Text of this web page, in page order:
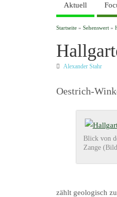
Aktuell
Startseite » Sehenswert »
Alexander Stahr
Oestrich-
Blick von
Zange
zählt geologisch